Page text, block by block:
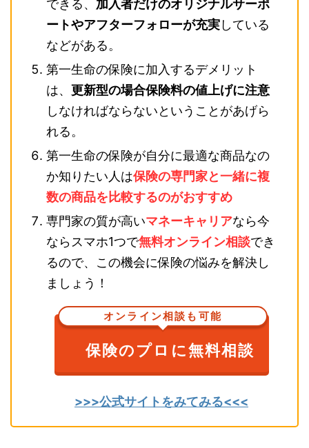
できる、 加入者だけのオリジナルサーポ
ートやアフターフォローが充実している
などがある。
第一生命の保険に加入するデメリット
は、 更新型の場合保険料の値上げに注意
しなければならないということがあげら
れる。
第一生命の保険が自分に最適な商品なの
か知りたい人は保険の専門家と一緒に複
数の商品を比較するのがおすすめ
専門家の質が高いマネーキャリアなら今
ならスマホ1つで無料オンライン相談でき
るので、この機会に保険の悩みを解決し
ましょう！
オンライン相談も可能
保険のプロに無料相談
>>>公式サイトをみてみる<<<